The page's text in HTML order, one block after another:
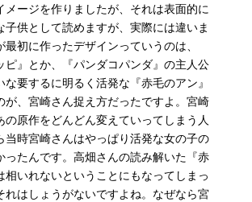
メージを作りましたが、それは表面的に
子供として読めますが、実際には違いま
初に作ったデザインっていうのは、
ピ』とか、『パンダコパンダ』の主人公
要するに明るく活発な『赤毛のアン』
が、宮崎さん捉え方だったですよ。宮崎
の原作をどんどん変えていってしまう人
当時宮崎さんはやっぱり活発な女の子の
ったんです。高畑さんの読み解いた『赤
相いれないということにもなってしまっ
れはしょうがないですよね。なぜなら宮